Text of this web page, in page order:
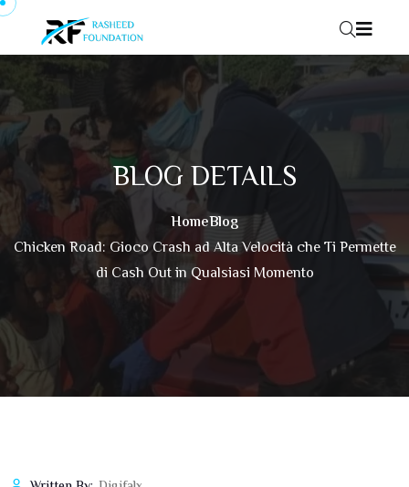
Skip to content
BLOG DETAILS
HomeBlog
Chicken Road: Gioco Crash ad Alta Velocità che Ti Permette
di Cash Out in Qualsiasi Momento